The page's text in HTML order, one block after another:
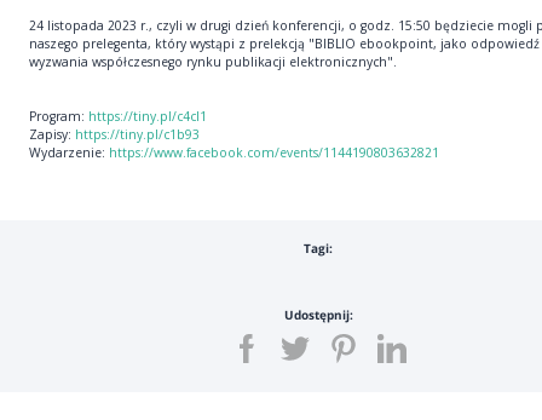
24 listopada 2023 r., czyli w drugi dzień konferencji, o godz. 15:50 będziecie mogli
naszego prelegenta, który wystąpi z prelekcją "BIBLIO ebookpoint, jako
wyzwania współczesnego rynku publikacji elektronicznych".
Program: https://tiny.pl/c4cl1
Zapisy: https://tiny.pl/c1b93
Wydarzenie: https://www.facebook.com/events/1144190803632821
Tagi:
Udostępnij: